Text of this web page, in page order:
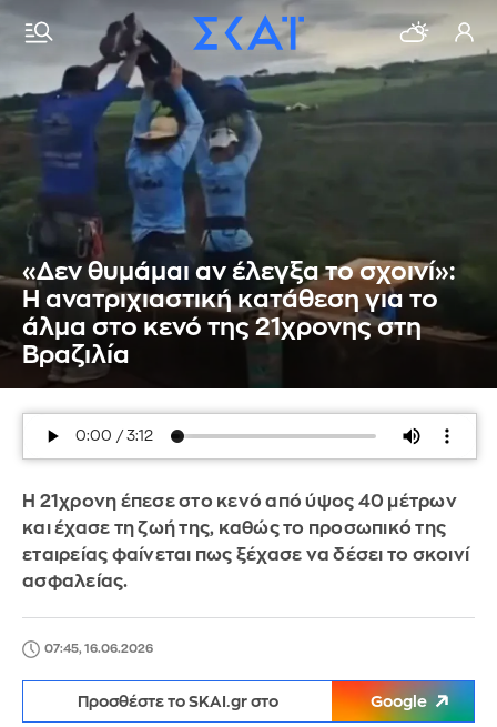
«Δεν θυμάμαι αν έλεγξα το σχοινί»:
Η ανατριχιαστική κατάθεση για το
άλμα στο κενό της 21χρονης στη
Βραζιλία
Η 21χρονη έπεσε στο κενό από ύψος 40 μέτρων
και έχασε τη ζωή της, καθώς το προσωπικό της
εταιρείας φαίνεται πως ξέχασε να δέσει το σκοινί
ασφαλείας.
07:45, 16.06.2026
Προσθέστε το SKAI.gr στο Google